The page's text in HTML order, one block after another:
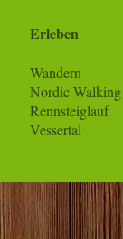
Erleben
Wandern
Nordic Walking
Rennsteiglauf
Vessertal